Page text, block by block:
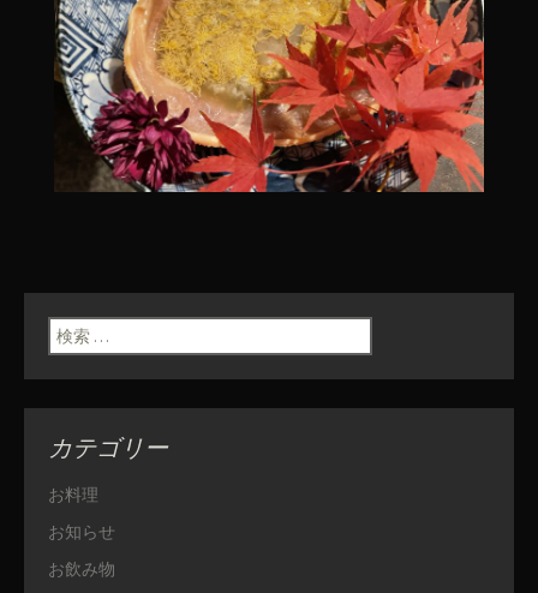
検索:
カテゴリー
お料理
お知らせ
お飲み物